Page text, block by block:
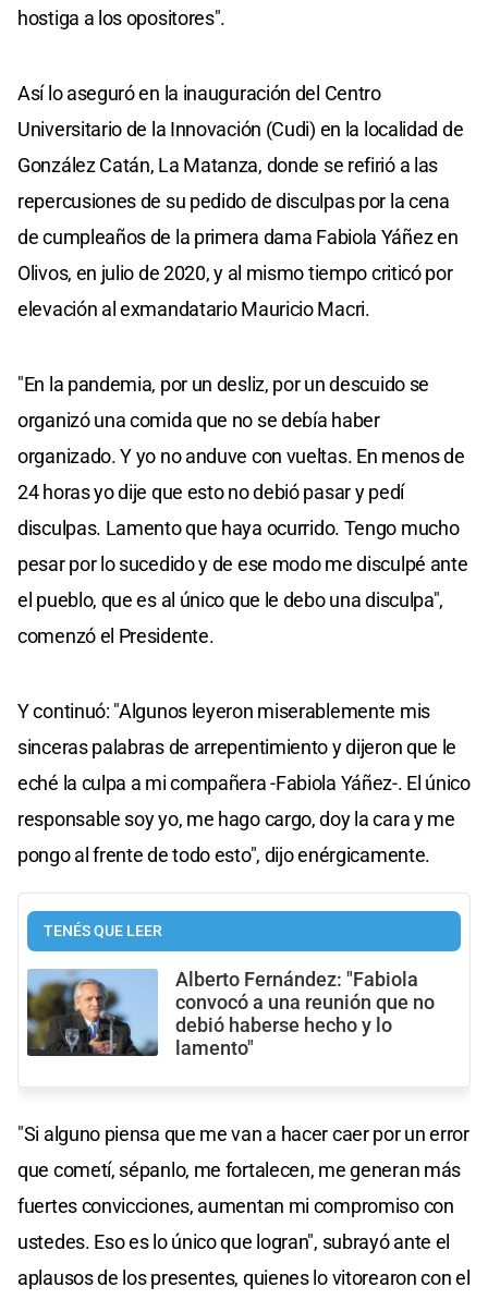
hostiga a los opositores".
Así lo aseguró en la inauguración del Centro
Universitario de la Innovación (Cudi) en la localidad de
González Catán, La Matanza, donde se refirió a las
repercusiones de su pedido de disculpas por la cena
de cumpleaños de la primera dama Fabiola Yáñez en
Olivos, en julio de 2020, y al mismo tiempo criticó por
elevación al exmandatario Mauricio Macri.
"En la pandemia, por un desliz, por un descuido se
organizó una comida que no se debía haber
organizado. Y yo no anduve con vueltas. En menos de
24 horas yo dije que esto no debió pasar y pedí
disculpas. Lamento que haya ocurrido. Tengo mucho
pesar por lo sucedido y de ese modo me disculpé ante
el pueblo, que es al único que le debo una disculpa",
comenzó el Presidente.
Y continuó: "Algunos leyeron miserablemente mis
sinceras palabras de arrepentimiento y dijeron que le
eché la culpa a mi compañera -Fabiola Yáñez-. El único
responsable soy yo, me hago cargo, doy la cara y me
pongo al frente de todo esto", dijo enérgicamente.
TENÉS QUE LEER
Alberto Fernández: "Fabiola
convocó a una reunión que no
debió haberse hecho y lo
lamento"
"Si alguno piensa que me van a hacer caer por un error
que cometí, sépanlo, me fortalecen, me generan más
fuertes convicciones, aumentan mi compromiso con
ustedes. Eso es lo único que logran", subrayó ante el
aplausos de los presentes, quienes lo vitorearon con el